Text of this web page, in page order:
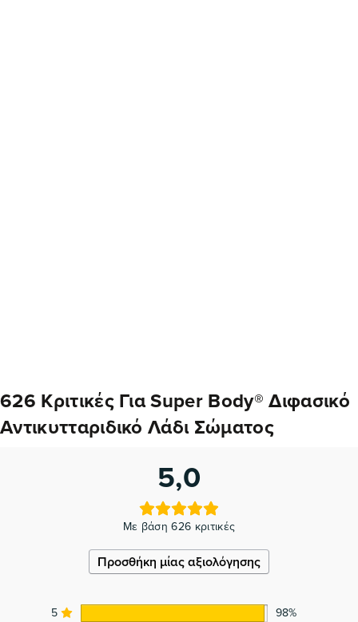
626 Κριτικές ΓιαSuper Body® Διφασικό
Αντικυτταριδικό Λάδι Σώματος
5,0
Με βάση 626 κριτικές
Προσθήκη μίας αξιολόγησης
5
98%